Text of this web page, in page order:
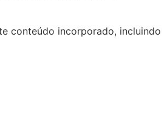
conteúdo incorporado, incluindo